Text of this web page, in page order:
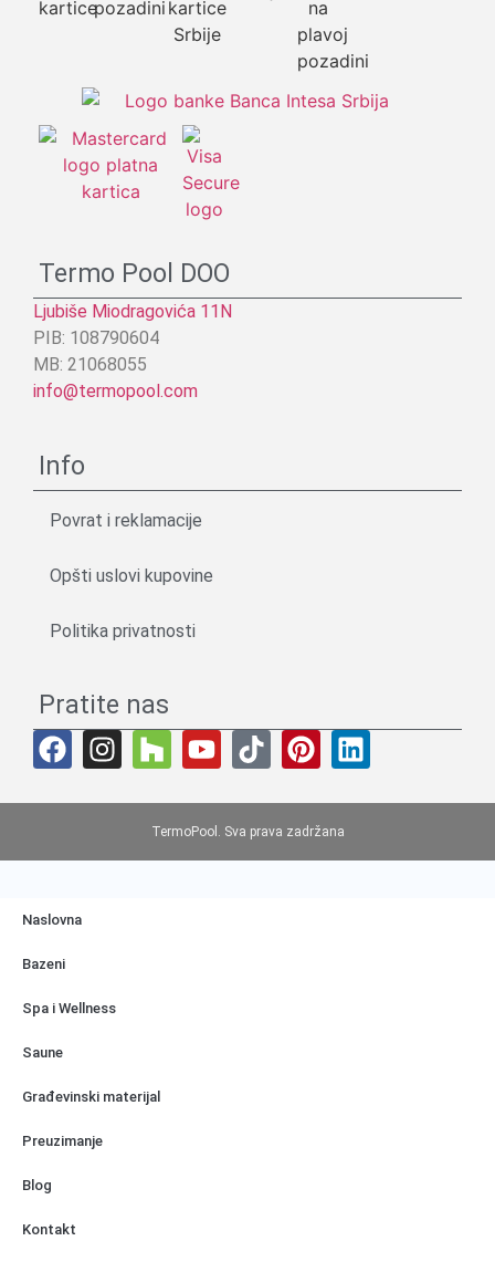
Termo Pool DOO
Ljubiše Miodragovića 11N
PIB: 108790604
MB: 21068055
info@termopool.com
Info
Povrat i reklamacije
Opšti uslovi kupovine
Politika privatnosti
Pratite nas
TermoPool. Sva prava zadržana
Naslovna
Bazeni
Spa i Wellness
Saune
Građevinski materijal
Preuzimanje
Blog
Kontakt